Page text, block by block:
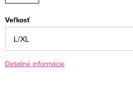
Veľkosť
Detailné informácie